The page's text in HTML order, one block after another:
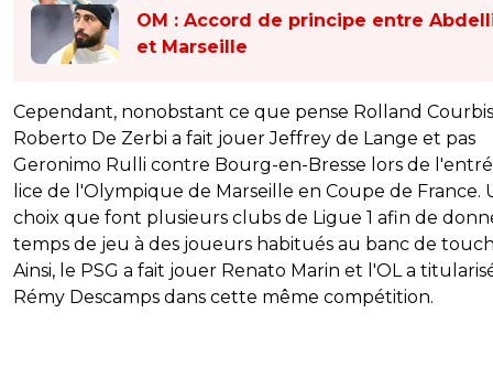
OM : Accord de principe entre
et Marseille
Cependant, nonobstant ce que pense Rolland
Roberto De Zerbi a fait jouer Jeffrey de Lange et pas
Geronimo Rulli contre Bourg-en-Bresse lors de
lice de l'Olympique de Marseille en Coupe de France.
choix que font plusieurs clubs de Ligue 1 afin de
temps de jeu à des joueurs habitués au banc de
Ainsi, le PSG a fait jouer Renato Marin et l'OL a
Rémy Descamps dans cette même compétition.